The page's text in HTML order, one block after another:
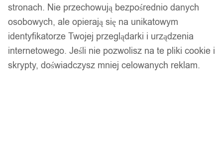
stronach. Nie przechowują bezpośrednio danych
osobowych, ale opierają się na unikatowym
identyfikatorze Twojej przeglądarki i urządzenia
internetowego. Jeśli nie pozwolisz na te pliki cookie i
skrypty, doświadczysz mniej celowanych reklam.